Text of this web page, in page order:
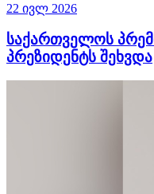
22 ივლ 2026
საქართველოს
პრეზიდენტს შეხვდა